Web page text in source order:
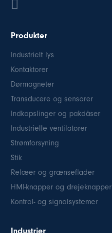
Produkter
Industrielt lys
Kontaktorer
Dørmagneter
Transducere og sensorer
Indkapslinger og pakdåser
Industrielle ventilatorer
Strømforsyning
Stik
Relæer og grænseflader
HMI-knapper og drejeknapper
Kontrol- og signalsystemer
Industrier